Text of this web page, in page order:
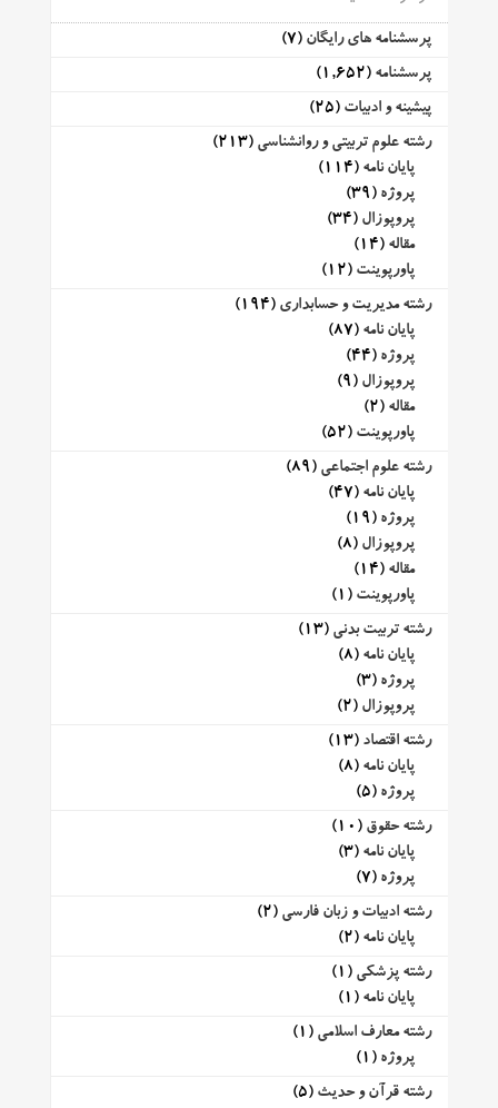
پرسشنامه های رایگان (7)
پرسشنامه (1,652)
پیشینه و ادبیات (25)
رشته علوم تربیتی و روانشناسی (213)
پایان نامه (114)
پروژه (39)
پروپوزال (34)
مقاله (14)
پاورپوینت (12)
رشته مدیریت و حسابداری (194)
پایان نامه (87)
پروژه (44)
پروپوزال (9)
مقاله (2)
پاورپوینت (52)
رشته علوم اجتماعی (89)
پایان نامه (47)
پروژه (19)
پروپوزال (8)
مقاله (14)
پاورپوینت (1)
رشته تربیت بدنی (13)
پایان نامه (8)
پروژه (3)
پروپوزال (2)
رشته اقتصاد (13)
پایان نامه (8)
پروژه (5)
رشته حقوق (10)
پایان نامه (3)
پروژه (7)
رشته ادبیات و زبان فارسی (2)
پایان نامه (2)
رشته پزشکی (1)
پایان نامه (1)
رشته معارف اسلامی (1)
پروژه (1)
رشته قرآن و حدیث (5)